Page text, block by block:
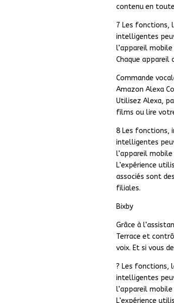
contenu en
7 Les fonctions,
intelligentes
l’appareil
Chaque appareil
Commande
Amazon Alexa
Utilisez Alexa,
films ou lire
8 Les fonctions,
intelligentes
l’appareil
L’expérience
associés sont
filiales.
Bixby
Grâce à
Terrace et
voix. Et si vous
? Les fonctions,
intelligentes
l’appareil
L’expérience